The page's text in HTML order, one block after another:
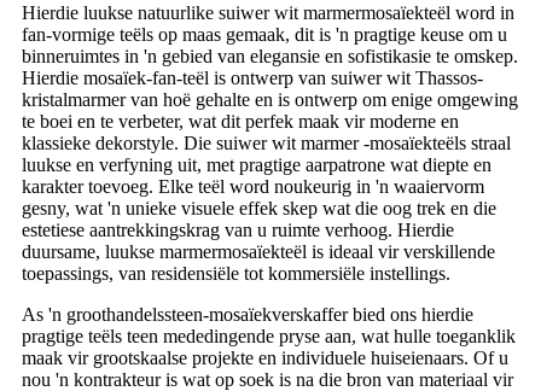
Hierdie luukse natuurlike suiwer wit marmermosaïekteël word in
fan-vormige teëls op maas gemaak, dit is 'n pragtige keuse om u
binneruimtes in 'n gebied van elegansie en sofistikasie te omskep.
Hierdie mosaïek-fan-teël is ontwerp van suiwer wit Thassos-
kristalmarmer van hoë gehalte en is ontwerp om enige omgewing
te boei en te verbeter, wat dit perfek maak vir moderne en
klassieke dekorstyle. Die suiwer wit marmer -mosaïekteëls straal
luukse en verfyning uit, met pragtige aarpatrone wat diepte en
karakter toevoeg. Elke teël word noukeurig in 'n waaiervorm
gesny, wat 'n unieke visuele effek skep wat die oog trek en die
estetiese aantrekkingskrag van u ruimte verhoog. Hierdie
duursame, luukse marmermosaïekteël is ideaal vir verskillende
toepassings, van residensiële tot kommersiële instellings.
As 'n groothandelssteen-mosaïekverskaffer bied ons hierdie
pragtige teëls teen mededingende pryse aan, wat hulle toeganklik
maak vir grootskaalse projekte en individuele huiseienaars. Of u
nou 'n kontrakteur is wat op soek is na die bron van materiaal vir